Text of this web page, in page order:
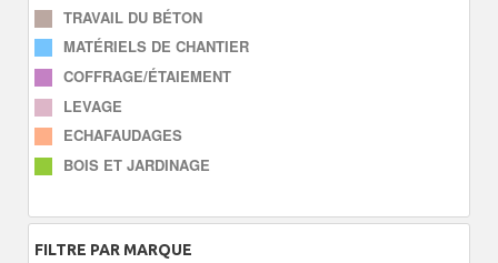
TRAVAIL DU BÉTON
MATÉRIELS DE CHANTIER
COFFRAGE/ÉTAIEMENT
LEVAGE
ECHAFAUDAGES
BOIS ET JARDINAGE
FILTRE PAR MARQUE